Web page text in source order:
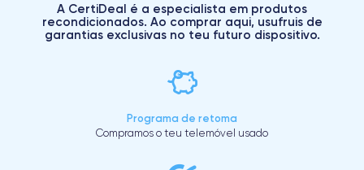
A CertiDeal é a especialista em produtos
recondicionados. Ao comprar aqui, usufruis de
garantias exclusivas no teu futuro dispositivo.
Programa de retoma
Compramos o teu telemóvel usado